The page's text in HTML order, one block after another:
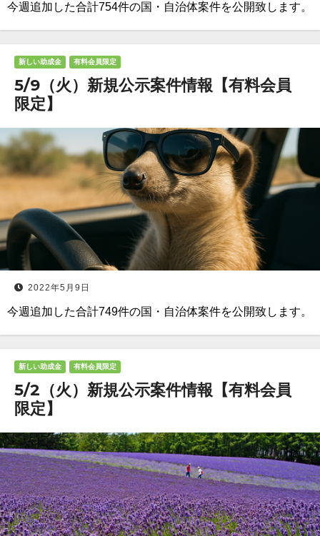
今週追加した合計754件の国・自治体案件を公開致します。
新しい助成金 有料会員限定
5/9（火）新規公示案件情報【有料会員
限定】
2022年5月9日
今週追加した合計749件の国・自治体案件を公開致します。
新しい助成金 有料会員限定
5/2（火）新規公示案件情報【有料会員
限定】